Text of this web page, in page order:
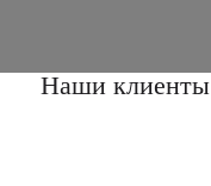
Наши клиенты